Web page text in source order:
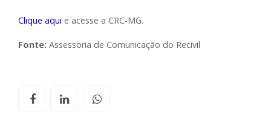
Clique aqui e acesse a CRC-MG.
Fonte: Assessoria de Comunicação do Recivil